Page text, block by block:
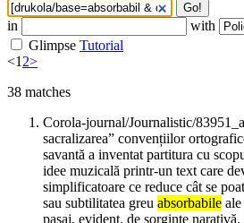
Go!
in
with
Glimpse Tutorial
<12>
38 matches
Corola-journal/Journalistic/
sacralizarea” convențiilor
savantă a inventat partitura cu
idee muzicală printr-un text care
simplificatoare ce reduce cât se
sau subtilitatea greu absorbabile
pasaj, evident, de sorginte